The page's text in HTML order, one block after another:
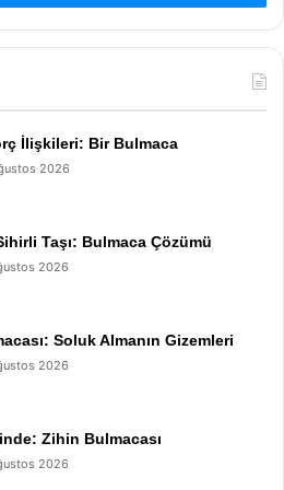
İlişkileri: Bir Bulmaca
2026
Taşı: Bulmaca Çözümü
2026
Soluk Almanın Gizemleri
2026
Zihin Bulmacası
2026